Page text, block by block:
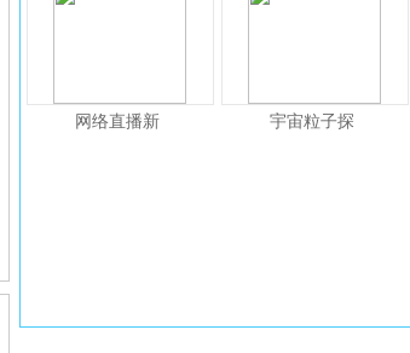
网络直播新 宇宙粒子探